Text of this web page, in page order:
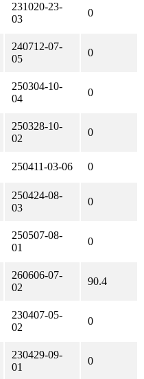
231020-23-
03
0
240712-07-
05
0
250304-10-
04
0
250328-10-
02
0
250411-03-06 0
250424-08-
03
0
250507-08-
01
0
260606-07-
02
90.4
230407-05-
02
0
230429-09-
01
0